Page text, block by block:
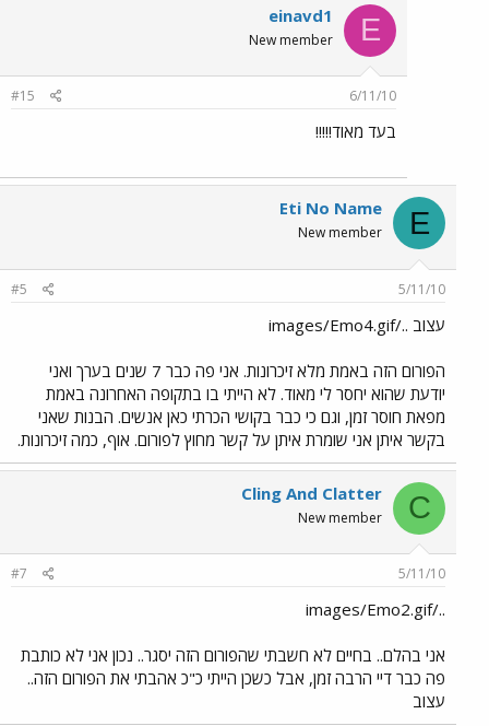
E
einavd1
New member
6/11/10
#15
בעד מאוד!!!!!
E
Eti No Name
New member
5/11/10
#5
עצוב ../images/Emo4.gif
הפורום הזה באמת מלא זיכרונות. אני פה כבר 7 שנים בערך ואני
יודעת שהוא יחסר לי מאוד. לא הייתי בו בתקופה האחרונה באמת
מפאת חוסר זמן, וגם כי כבר בקושי הכרתי כאן אנשים. הבנות שאני
בקשר איתן אני שומרת איתן על קשר מחוץ לפורום. אוף, כמה זיכרונות.
C
Cling And Clatter
New member
5/11/10
#7
../images/Emo2.gif
אני בהלם.. בחיים לא חשבתי שהפורום הזה יסגר.. נכון אני לא כותבת
פה כבר דיי הרבה זמן, אבל כשכן הייתי כ"כ אהבתי את הפורום הזה..
עצוב